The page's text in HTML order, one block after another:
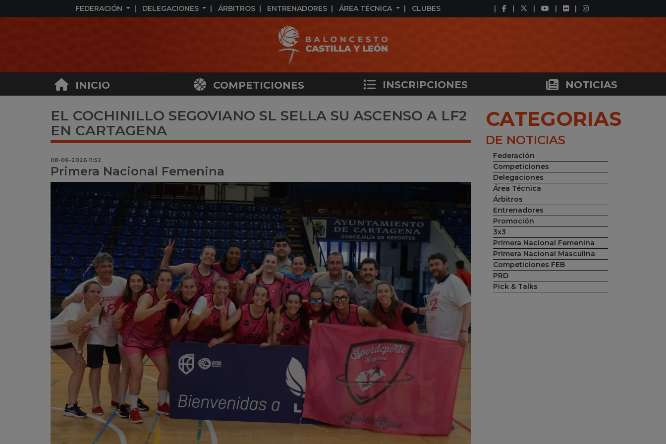
FEDERACIÓN DELEGACIONES ÁRBITROS ENTRENADORES ÁREA TÉCNICA CLUBES
INICIO COMPETICIONES INSCRIPCIONES NOTICIAS
EL COCHINILLO SEGOVIANO SL SELLA SU ASCENSO A LF2
EN CARTAGENA
08-06-2026 11:52
Primera Nacional Femenina
CATEGORIAS
DE NOTICIAS
Federación
Competiciones
Delegaciones
Área Técnica
Árbitros
Entrenadores
Promoción
3x3
Primera Nacional Femenina
Primera Nacional Masculina
Competiciones FEB
PRD
Pick & Talks